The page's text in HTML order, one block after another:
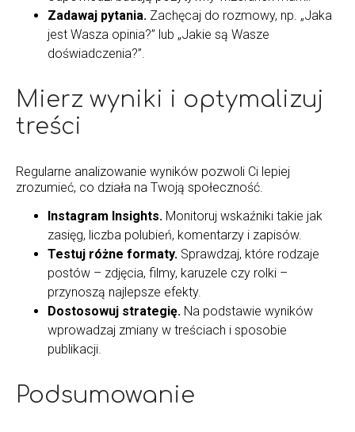
Zadawaj pytania. Zachęcaj do rozmowy, np. „Jaka
jest Wasza opinia?” lub „Jakie są Wasze
doświadczenia?”.
Mierz wyniki i optymalizuj
treści
Regularne analizowanie wyników pozwoli Ci lepiej
zrozumieć, co działa na Twoją społeczność.
Instagram Insights. Monitoruj wskaźniki takie jak
zasięg, liczba polubień, komentarzy i zapisów.
Testuj różne formaty. Sprawdzaj, które rodzaje
postów – zdjęcia, filmy, karuzele czy rolki –
przynoszą najlepsze efekty.
Dostosowuj strategię. Na podstawie wyników
wprowadzaj zmiany w treściach i sposobie
publikacji.
Podsumowanie